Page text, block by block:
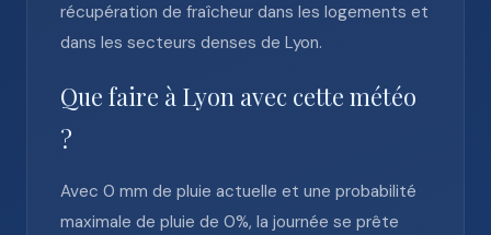
récupération de fraîcheur dans les logements et
dans les secteurs denses de Lyon.
Que faire à Lyon avec cette météo
?
Avec 0 mm de pluie actuelle et une probabilité
maximale de pluie de 0%, la journée se prête